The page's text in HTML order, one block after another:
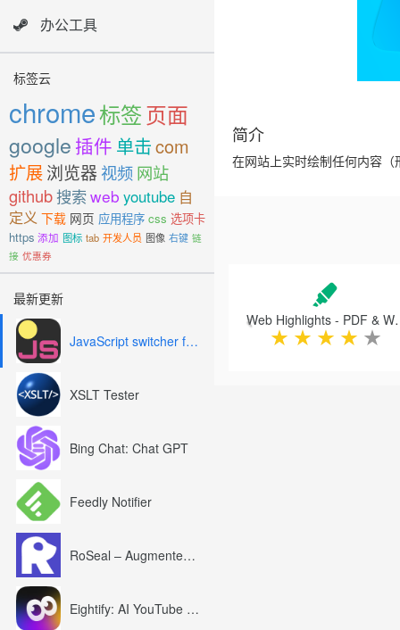
办公工具
标签云
chrome标签页面
google 插件 单击com
扩展浏览器 视频网站
github搜索web youtube 自
定义 下载 网页 应用程序 css 选项卡
https 添加 图标 tab 开发人员 图像 右键 链
接 优惠券
最新更新
JavaScript switcher for SEO and development
XSLT Tester
Bing Chat: Chat GPT
Feedly Notifier
RoSeal – Augmented Roblox Experience
Eightify: AI YouTube Summary with ChatGPT
简介
在网站上实时绘制任何内容
Web
★ ★ ★ ★ ★